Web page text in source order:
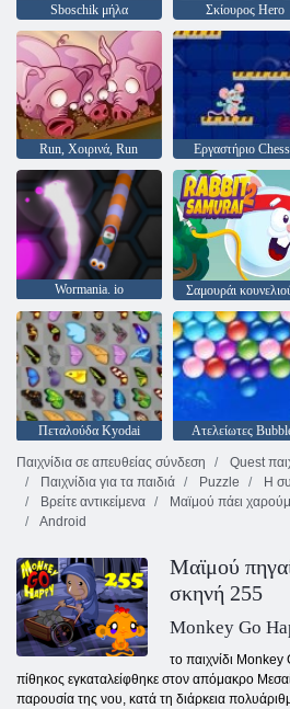
Sboschik μήλα Σκίουρος Hero
Run, Χοιρινά, Run Εργαστήριο
Wormania. io Σαμουράι
Πεταλούδα Kyodai Ατελείωτες
Παιχνίδια σε απευθείας σύνδεση
Quest
Παιχνίδια για τα παιδιά
Puzzle
Η
Βρείτε αντικείμενα
Μαϊμού πάει
Android
Μαϊμού
σκηνή 255
Monkey Go
το παιχνίδι
πίθηκος εγκαταλείφθηκε στον απόμακρο
παρουσία της νου, κατά τη διάρκεια